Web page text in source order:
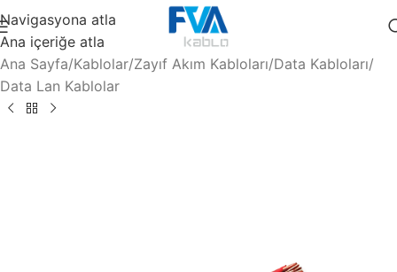
Navigasyona atla
Ana içeriğe atla
Ana Sayfa/Kablolar/Zayıf Akım Kabloları/Data Kabloları/
Data Lan Kablolar